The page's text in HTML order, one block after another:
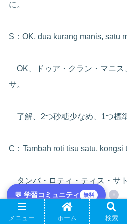
に。
S：OK, dua kurang manis, satu
OK、ドゥア・クラン・マニス
サ。
了解、2つ砂糖少なめ、1つ標準
C：Tambah roti tisu satu, kongsi
タンバ・ロティ・ティス・サ
オラン。
💬 学習コミュニティ 無料 ×
メニュー ホーム 検索